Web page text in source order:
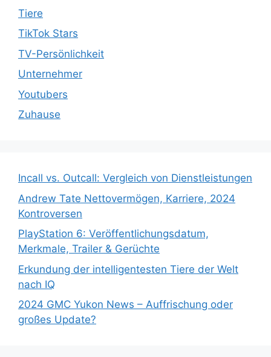
Tiere
TikTok Stars
TV-Persönlichkeit
Unternehmer
Youtubers
Zuhause
Incall vs. Outcall: Vergleich von Dienstleistungen
Andrew Tate Nettovermögen, Karriere, 2024
Kontroversen
PlayStation 6: Veröffentlichungsdatum,
Merkmale, Trailer & Gerüchte
Erkundung der intelligentesten Tiere der Welt
nach IQ
2024 GMC Yukon News – Auffrischung oder
großes Update?